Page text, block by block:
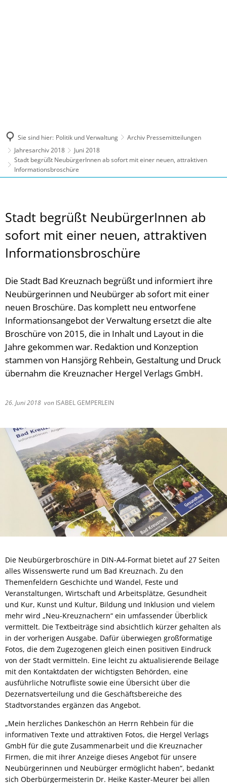
Sie sind hier: Politik und Verwaltung
Archiv Pressemitteilungen
Jahresarchiv 2018
Juni 2018
Stadt begrüßt NeubürgerInnen ab sofort mit einer neuen, attraktiven
Informationsbroschüre
Stadt begrüßt NeubürgerInnen ab
sofort mit einer neuen, attraktiven
Informationsbroschüre
Die Stadt Bad Kreuznach begrüßt und informiert ihre
Neubürgerinnen und Neubürger ab sofort mit einer
neuen Broschüre. Das komplett neu entworfene
Informationsangebot der Verwaltung ersetzt die alte
Broschüre von 2015, die in Inhalt und Layout in die
Jahre gekommen war. Redaktion und Konzeption
stammen von Hansjörg Rehbein, Gestaltung und Druck
übernahm die Kreuznacher Hergel Verlags GmbH.
26. Juni 2018 von ISABEL GEMPERLEIN
Die Neubürgerbroschüre in DIN-A4-Format bietet auf 27 Seiten
alles Wissenswerte rund um Bad Kreuznach. Zu den
Themenfeldern Geschichte und Wandel, Feste und
Veranstaltungen, Wirtschaft und Arbeitsplätze, Gesundheit
und Kur, Kunst und Kultur, Bildung und Inklusion und vielem
mehr wird „Neu-Kreuznachern“ ein umfassender Überblick
vermittelt. Die Textbeiträge sind absichtlich kürzer gehalten als
in der vorherigen Ausgabe. Dafür überwiegen großformatige
Fotos, die dem Zugezogenen gleich einen positiven Eindruck
von der Stadt vermitteln. Eine leicht zu aktualisierende Beilage
mit den Kontaktdaten der wichtigsten Behörden, eine
ausführliche Notrufliste sowie eine Übersicht über die
Dezernatsverteilung und die Geschäftsbereiche des
Stadtvorstandes ergänzen das Angebot.
„Mein herzliches Dankeschön an Herrn Rehbein für die
informativen Texte und attraktiven Fotos, die Hergel Verlags
GmbH für die gute Zusammenarbeit und die Kreuznacher
Firmen, die mit ihrer Anzeige dieses Angebot für unsere
Neubürgerinnen und Neubürger ermöglicht haben“, bedankt
sich Oberbürgermeisterin Dr. Heike Kaster-Meurer bei allen